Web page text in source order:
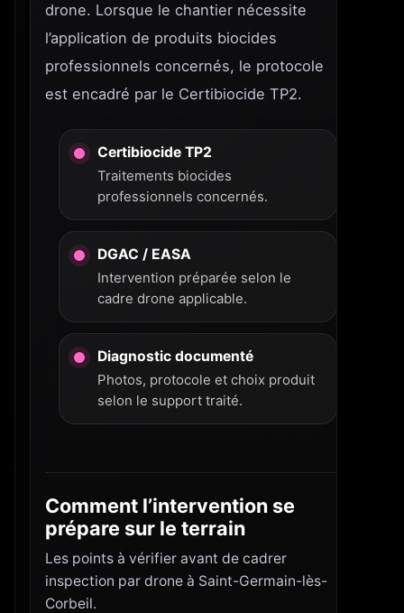
drone. Lorsque le chantier nécessite
l’application de produits biocides
professionnels concernés, le protocole
est encadré par le Certibiocide TP2.
Certibiocide TP2
Traitements biocides
professionnels concernés.
DGAC / EASA
Intervention préparée selon le
cadre drone applicable.
Diagnostic documenté
Photos, protocole et choix produit
selon le support traité.
Comment l’intervention se
prépare sur le terrain
Les points à vérifier avant de cadrer
inspection par drone à Saint-Germain-lès-
Corbeil.